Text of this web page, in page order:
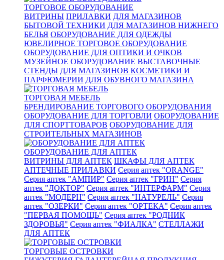
ТОРГОВОЕ ОБОРУДОВАНИЕ
ВИТРИНЫ ПРИЛАВКИ ДЛЯ МАГАЗИНОВ
БЫТОВОЙ ТЕХНИКИ ДЛЯ МАГАЗИНОВ НИЖНЕГО
БЕЛЬЯ ОБОРУДОВАНИЕ ДЛЯ ОДЕЖДЫ
ЮВЕЛИРНОЕ ТОРГОВОЕ ОБОРУДОВАНИЕ
ОБОРУДОВАНИЕ ДЛЯ ОПТИКИ И ОЧКОВ
МУЗЕЙНОЕ ОБОРУДОВАНИЕ ВЫСТАВОЧНЫЕ
СТЕНДЫ ДЛЯ МАГАЗИНОВ КОСМЕТИКИ И
ПАРФЮМЕРИИ ДЛЯ ОБУВНОГО МАГАЗИНА
ТОРГОВАЯ МЕБЕЛЬ
БРЕНДИРОВАНИЕ ТОРГОВОГО ОБОРУДОВАНИЯ
ОБОРУДОВАНИЕ ДЛЯ ТОРГОВЛИ ОБОРУДОВАНИЕ
ДЛЯ СПОРТТОВАРОВ ОБОРУДОВАНИЕ ДЛЯ
СТРОИТЕЛЬНЫХ МАГАЗИНОВ
ОБОРУДОВАНИЕ ДЛЯ АПТЕК
ВИТРИНЫ ДЛЯ АПТЕК ШКАФЫ ДЛЯ АПТЕК
АПТЕЧНЫЕ ПРИЛАВКИ Серия аптек "ORANGE"
Серия аптек "АМПИР" Серия аптек "ГРИН" Серия
аптек "ДОКТОР" Серия аптек "ИНТЕРФАРМ" Серия
аптек "МОДЕРН" Серия аптек "НАТУРЕЛЬ" Серия
аптек "ОЗЕРКИ" Серия аптек "ОРТЕКА" Серия аптек
"ПЕРВАЯ ПОМОЩЬ" Серия аптек "РОДНИК
ЗДОРОВЬЯ" Серия аптек "ФИАЛКА" СТЕЛЛАЖИ
ДЛЯ АПТЕК
ТОРГОВЫЕ ОСТРОВКИ